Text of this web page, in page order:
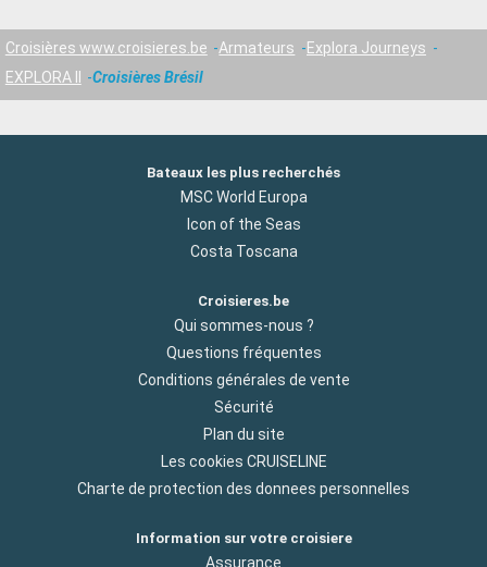
Croisières www.croisieres.be Armateurs
Explora Journeys
EXPLORA II
Croisières Brésil
Bateaux les plus recherchés
MSC World Europa
Icon of the Seas
Costa Toscana
Croisieres.be
Qui sommes-nous ?
Questions fréquentes
Conditions générales de vente
Sécurité
Plan du site
Les cookies CRUISELINE
Charte de protection des donnees personnelles
Information sur votre croisiere
Assurance